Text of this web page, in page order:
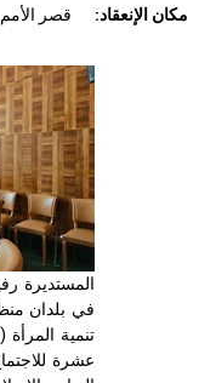
مكان الإنعقاد:
قصر الأمم،
المستديرة
في بلدان
تنمية المرأة (
عشرة